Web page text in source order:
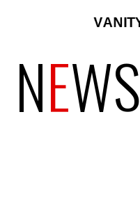
NEWS